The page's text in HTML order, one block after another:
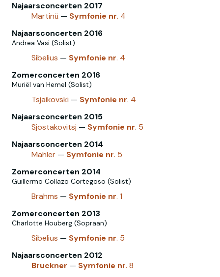
Najaarsconcerten 2017
Martinů — Symfonie nr. 4
Najaarsconcerten 2016
Andrea Vasi (Solist)
Sibelius — Symfonie nr. 4
Zomerconcerten 2016
Muriël van Hemel (Solist)
Tsjaikovski — Symfonie nr. 4
Najaarsconcerten 2015
Sjostakovitsj — Symfonie nr. 5
Najaarsconcerten 2014
Mahler — Symfonie nr. 5
Zomerconcerten 2014
Guillermo Collazo Cortegoso (Solist)
Brahms — Symfonie nr. 1
Zomerconcerten 2013
Charlotte Houberg (Sopraan)
Sibelius — Symfonie nr. 5
Najaarsconcerten 2012
Bruckner — Symfonie nr. 8